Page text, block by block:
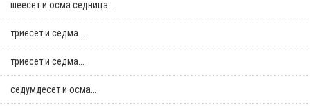
шеесет и осма седница...
триесет и седма...
триесет и седма...
седумдесет и осма...